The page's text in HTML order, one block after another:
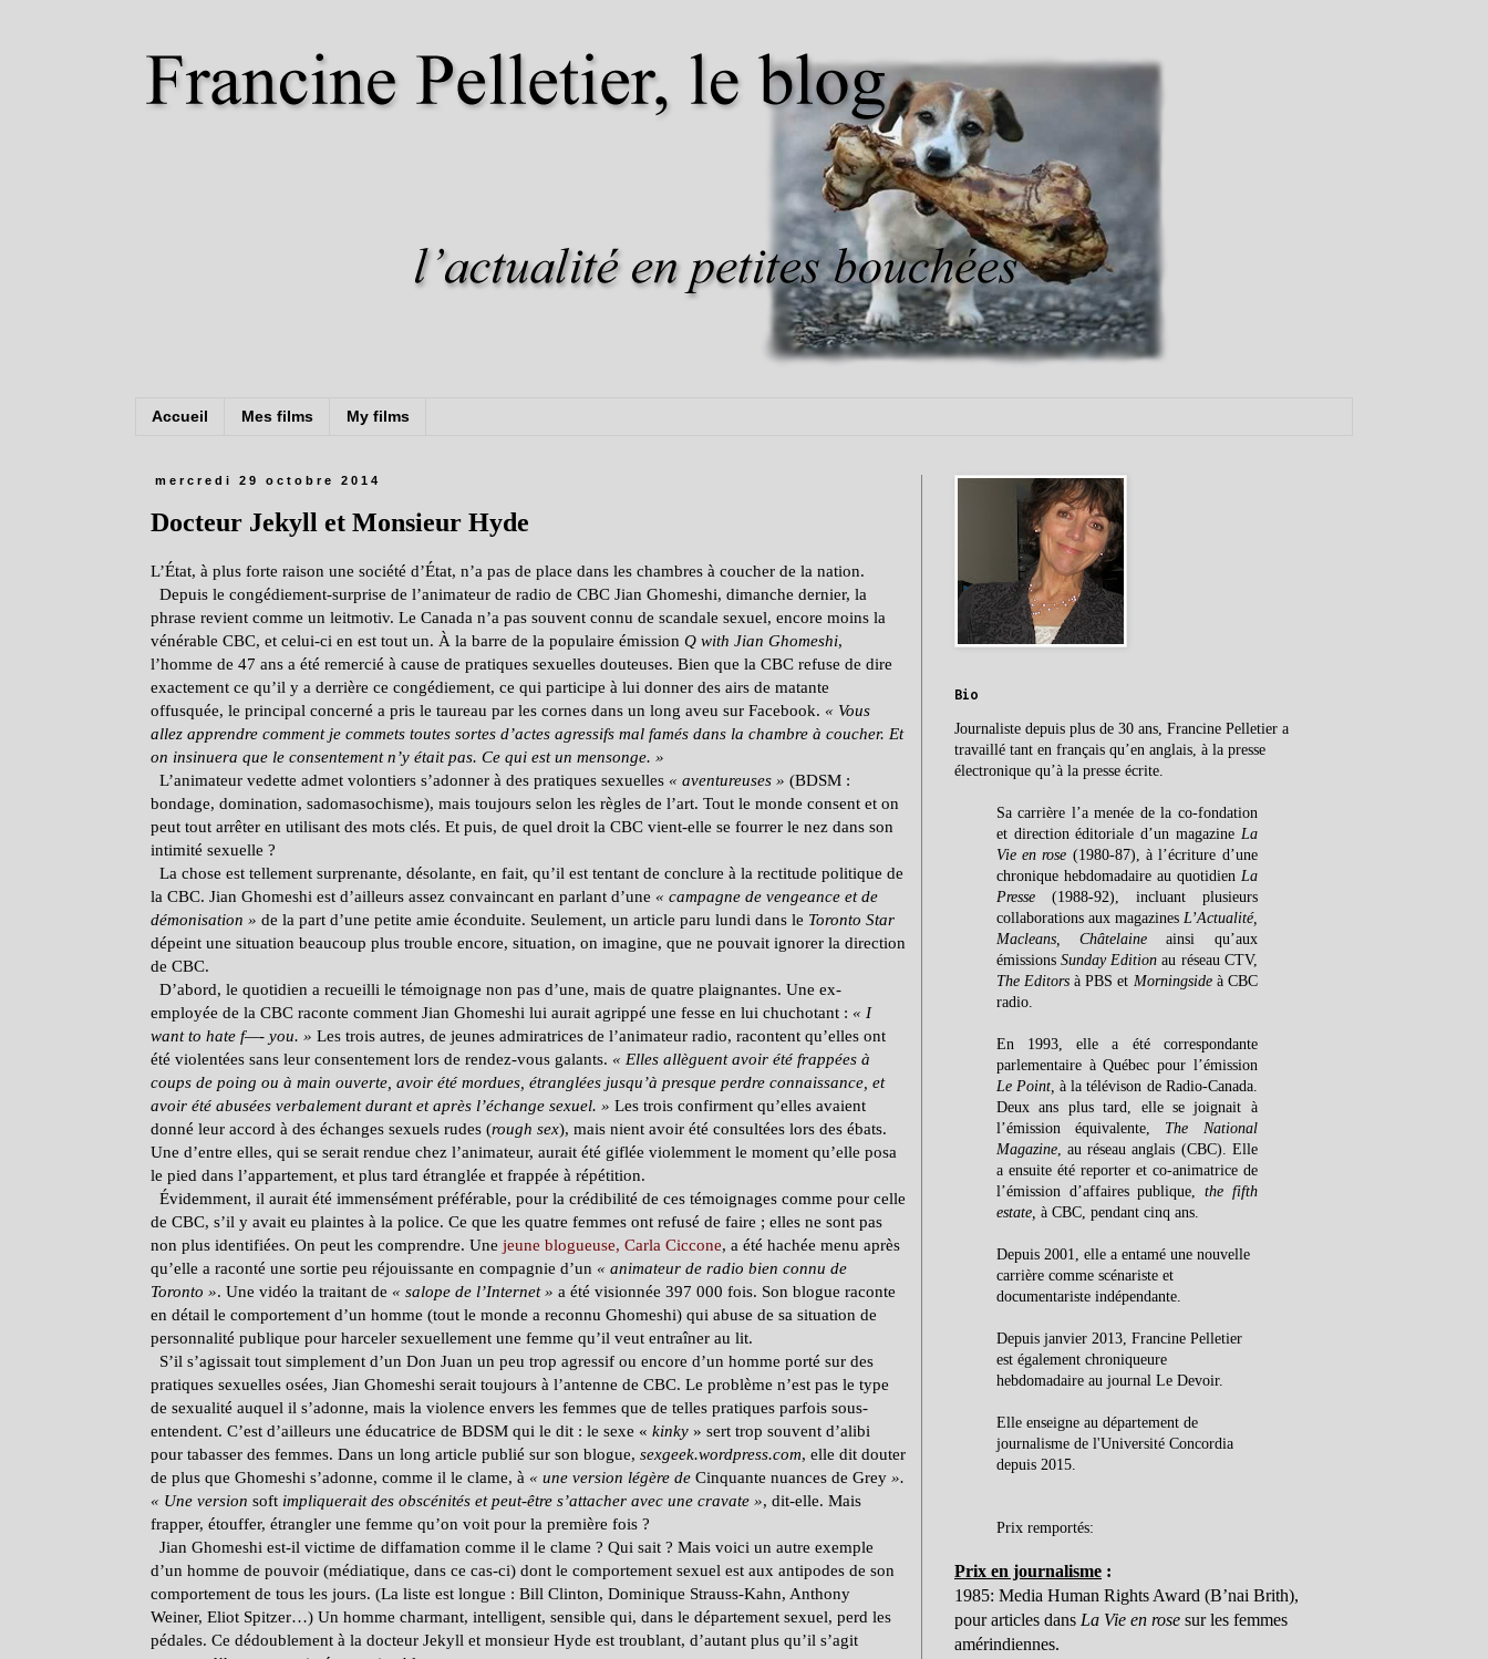
Accueil Mes films My films
mercredi 29 octobre 2014
Docteur Jekyll et Monsieur Hyde
L’État, à plus forte raison une société d’État, n’a pas de place dans les chambres à coucher de la nation.
Depuis le congédiement-surprise de l’animateur de radio de CBC Jian Ghomeshi, dimanche dernier, la
phrase revient comme un leitmotiv. Le Canada n’a pas souvent connu de scandale sexuel, encore moins la
vénérable CBC, et celui-ci en est tout un. À la barre de la populaire émission Q with Jian Ghomeshi,
l’homme de 47 ans a été remercié à cause de pratiques sexuelles douteuses. Bien que la CBC refuse de dire
exactement ce qu’il y a derrière ce congédiement, ce qui participe à lui donner des airs de matante
offusquée, le principal concerné a pris le taureau par les cornes dans un long aveu sur Facebook. « Vous
allez apprendre comment je commets toutes sortes d’actes agressifs mal famés dans la chambre à coucher. Et
on insinuera que le consentement n’y était pas. Ce qui est un mensonge. »
L’animateur vedette admet volontiers s’adonner à des pratiques sexuelles « aventureuses » (BDSM :
bondage, domination, sadomasochisme), mais toujours selon les règles de l’art. Tout le monde consent et on
peut tout arrêter en utilisant des mots clés. Et puis, de quel droit la CBC vient-elle se fourrer le nez dans son
intimité sexuelle ?
La chose est tellement surprenante, désolante, en fait, qu’il est tentant de conclure à la rectitude politique de
la CBC. Jian Ghomeshi est d’ailleurs assez convaincant en parlant d’une « campagne de vengeance et de
démonisation » de la part d’une petite amie éconduite. Seulement, un article paru lundi dans le Toronto Star
dépeint une situation beaucoup plus trouble encore, situation, on imagine, que ne pouvait ignorer la direction
de CBC.
D’abord, le quotidien a recueilli le témoignage non pas d’une, mais de quatre plaignantes. Une ex-
employée de la CBC raconte comment Jian Ghomeshi lui aurait agrippé une fesse en lui chuchotant : « I
want to hate f—- you. » Les trois autres, de jeunes admiratrices de l’animateur radio, racontent qu’elles ont
été violentées sans leur consentement lors de rendez-vous galants. « Elles allèguent avoir été frappées à
coups de poing ou à main ouverte, avoir été mordues, étranglées jusqu’à presque perdre connaissance, et
avoir été abusées verbalement durant et après l’échange sexuel. » Les trois confirment qu’elles avaient
donné leur accord à des échanges sexuels rudes (rough sex), mais nient avoir été consultées lors des ébats.
Une d’entre elles, qui se serait rendue chez l’animateur, aurait été giflée violemment le moment qu’elle posa
le pied dans l’appartement, et plus tard étranglée et frappée à répétition.
Évidemment, il aurait été immensément préférable, pour la crédibilité de ces témoignages comme pour celle
de CBC, s’il y avait eu plaintes à la police. Ce que les quatre femmes ont refusé de faire ; elles ne sont pas
non plus identifiées. On peut les comprendre. Une jeune blogueuse, Carla Ciccone, a été hachée menu après
qu’elle a raconté une sortie peu réjouissante en compagnie d’un « animateur de radio bien connu de
Toronto ». Une vidéo la traitant de « salope de l’Internet » a été visionnée 397 000 fois. Son blogue raconte
en détail le comportement d’un homme (tout le monde a reconnu Ghomeshi) qui abuse de sa situation de
personnalité publique pour harceler sexuellement une femme qu’il veut entraîner au lit.
S’il s’agissait tout simplement d’un Don Juan un peu trop agressif ou encore d’un homme porté sur des
pratiques sexuelles osées, Jian Ghomeshi serait toujours à l’antenne de CBC. Le problème n’est pas le type
de sexualité auquel il s’adonne, mais la violence envers les femmes que de telles pratiques parfois sous-
entendent. C’est d’ailleurs une éducatrice de BDSM qui le dit : le sexe « kinky » sert trop souvent d’alibi
pour tabasser des femmes. Dans un long article publié sur son blogue, sexgeek.wordpress.com, elle dit douter
de plus que Ghomeshi s’adonne, comme il le clame, à « une version légère de Cinquante nuances de Grey ».
« Une version soft impliquerait des obscénités et peut-être s’attacher avec une cravate », dit-elle. Mais
frapper, étouffer, étrangler une femme qu’on voit pour la première fois ?
Jian Ghomeshi est-il victime de diffamation comme il le clame ? Qui sait ? Mais voici un autre exemple
d’un homme de pouvoir (médiatique, dans ce cas-ci) dont le comportement sexuel est aux antipodes de son
comportement de tous les jours. (La liste est longue : Bill Clinton, Dominique Strauss-Kahn, Anthony
Weiner, Eliot Spitzer…) Un homme charmant, intelligent, sensible qui, dans le département sexuel, perd les
pédales. Ce dédoublement à la docteur Jekyll et monsieur Hyde est troublant, d’autant plus qu’il s’agit
Bio
Journaliste depuis plus de 30 ans, Francine Pelletier a
travaillé tant en français qu’en anglais, à la presse
électronique qu’à la presse écrite.
Sa carrière l’a menée de la co-fondation
et direction éditoriale d’un magazine La
Vie en rose (1980-87), à l’écriture d’une
chronique hebdomadaire au quotidien La
Presse(1988-92), incluant plusieurs
collaborations aux magazines L’Actualité,
Macleans, Châtelaine ainsi qu’aux
émissions Sunday Edition au réseau CTV,
The Editorsà PBS et Morningside à CBC
radio.
En 1993, elle a été correspondante
parlementaire à Québec pour l’émission
Le Point, à la télévison de Radio-Canada.
Deux ans plus tard, elle se joignait à
l’émission équivalente, The National
Magazine, au réseau anglais (CBC). Elle
a ensuite été reporter et co-animatrice de
l’émission d’affaires publique,the fifth
estate, à CBC, pendant cinq ans.
Depuis 2001, elle a entamé une nouvelle
carrière comme scénariste et
documentariste indépendante.
Depuis janvier 2013, Francine Pelletier
est également chroniqueure
hebdomadaire au journal Le Devoir.
Elle enseigne au département de
journalisme de l'Université Concordia
depuis 2015.
Prix remportés:
Prix en journalisme :
1985: Media Human Rights Award (B’nai Brith),
pour articles dans La Vie en rose sur les femmes
amérindiennes.